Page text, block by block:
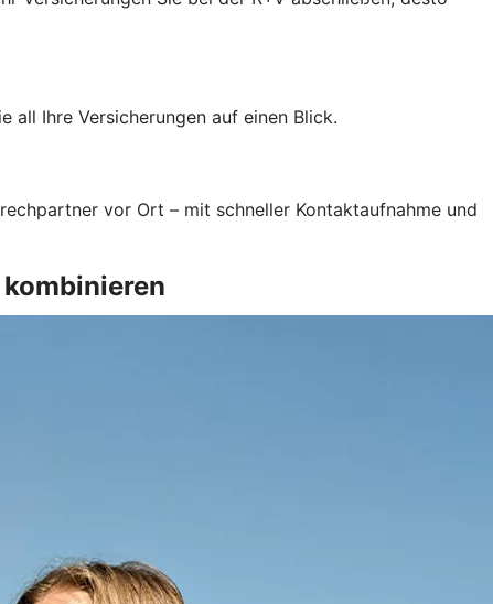
all Ihre Versicherungen auf einen Blick.
vor Ort – mit schneller Kontaktaufnahme und